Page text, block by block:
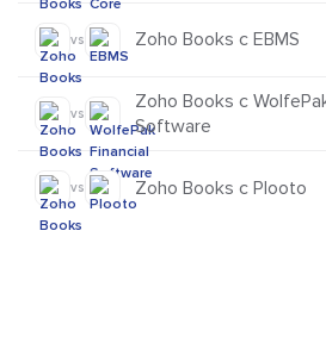
vs Zoho Books с EBMS
vs
Zoho Books с
Software
vs Zoho Books с Plooto